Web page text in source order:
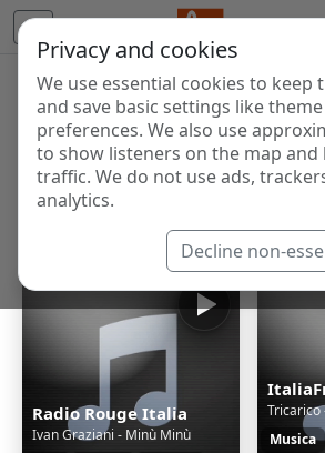
Privacy and cookies
We use essential cookies to keep
and save basic settings like
preferences. We also use
to show listeners on the map and
traffic. We do not use ads,
analytics.
Decline non-
Internet Radio
Discover and listen to radio
world. Browse free Internet radio,
and FM stations.
Showing 1 to 25 of 25
Radio Rouge Italia
Ivan Graziani - Minù Minù
Tricarico
Musica